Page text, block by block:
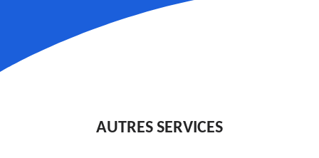
AUTRES SERVICES